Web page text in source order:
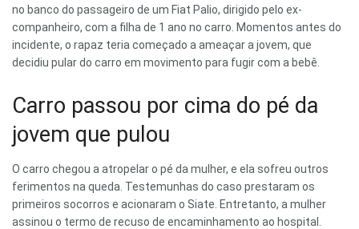
no banco do passageiro de um Fiat Palio, dirigido pelo ex-
companheiro, com a filha de 1 ano no carro. Momentos antes do
incidente, o rapaz teria começado a ameaçar a jovem, que
decidiu pular do carro em movimento para fugir com a bebê.
Carro passou por cima do pé da
jovem que pulou
O carro chegou a atropelar o pé da mulher, e ela sofreu outros
ferimentos na queda. Testemunhas do caso prestaram os
primeiros socorros e acionaram o Siate. Entretanto, a mulher
assinou o termo de recuso de encaminhamento ao hospital.